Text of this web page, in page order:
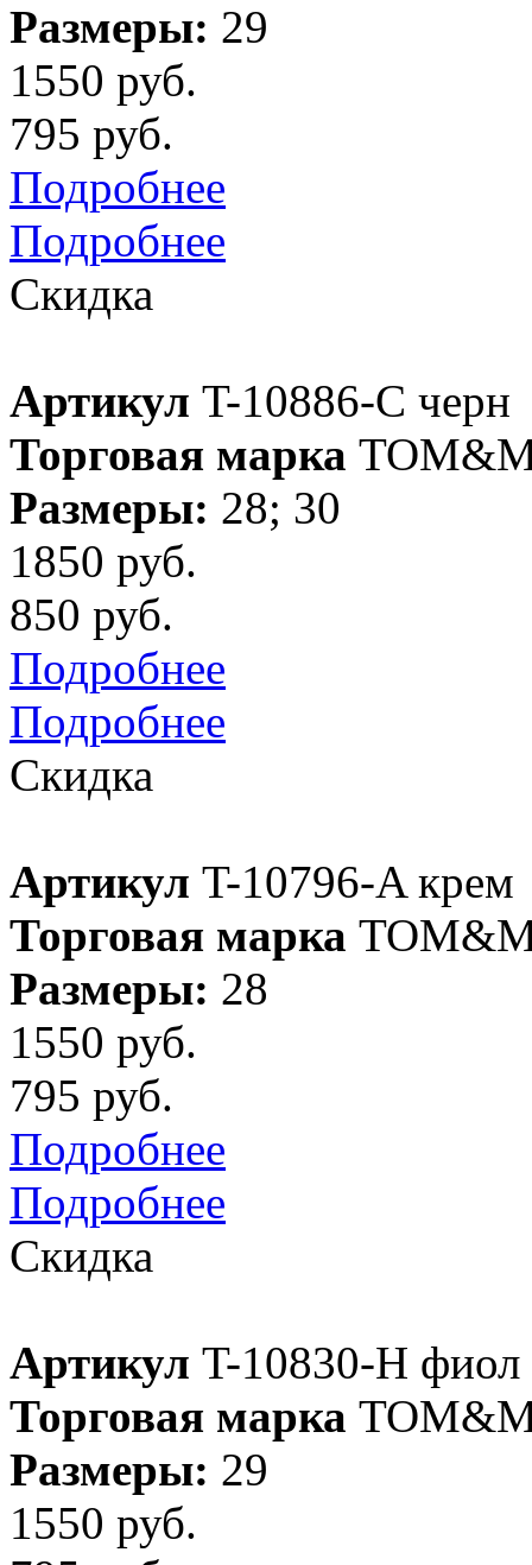
Размеры: 29
1550 руб.
795 руб.
Подробнее
Подробнее
Скидка
Артикул T-10886-C черн
Торговая марка
Размеры: 28; 30
1850 руб.
850 руб.
Подробнее
Подробнее
Скидка
Артикул T-10796-A крем
Торговая марка
Размеры: 28
1550 руб.
795 руб.
Подробнее
Подробнее
Скидка
Артикул T-10830-H фиол
Торговая марка
Размеры: 29
1550 руб.